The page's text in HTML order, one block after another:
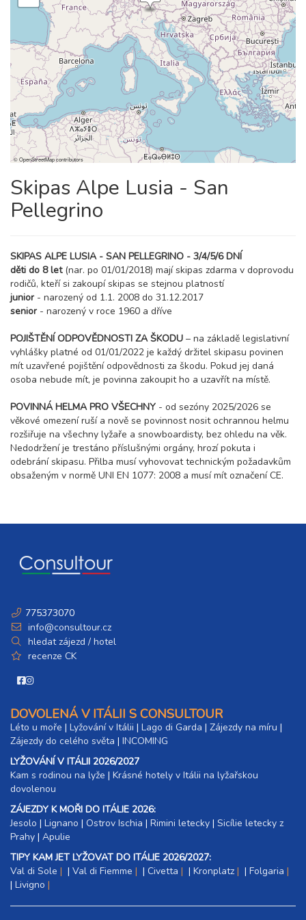
11 000 Kč rezervovat
09.01. - 14.01.27
sobota - čtvrtek
6 dní (5 nocí)
13 700 Kč rezervovat
09.01. - 16.01.27
sobota - sobota
8 dní (7 nocí)
19 200 Kč rezervovat
16.01. - 19.01.27
sobota - úterý
8 300 Kč rezervovat
16.01. - 20.01.27
sobota - středa
5 dní (4 noci)
11 000 Kč
sobota - čtvrtek
13 700 Kč rezervovat
16.01. - 23.01.27
sobota - sobota
8 dní (7 nocí)
19 200 Kč
23.01. - 28.01.27
sobota - čtvrtek
6 dní (5 nocí)
15 100 Kč rezervovat
sobota - sobota
8 dní (7 nocí)
21 100 Kč rezervovat
30.01. - 04.02.27
sobota - čtvrtek
6 dní (5 nocí)
15 100 Kč rezervovat
únor 2027
16 800 Kč
06.02. - 13.02.27
sobota - sobota
sobota - čtvrtek
15 100 Kč rezervovat
13.02. - 20.02.27
sobota - sobota
21 100 Kč rezervovat
sobota - čtvrtek
15 100 Kč rezervovat
20.02. - 27.02.27
sobota - sobota
8 dní (7 nocí)
27.02. - 04.03.27
6 dní (5 nocí)
©OpenStreetMapcontributors
Skipas Alpe Lusia - San
Pellegrino
SKIPAS ALPE LUSIA - SAN PELLEGRINO - 3/4/5/6 DNÍ
děti do 8 let(nar. po 01/01/2018) mají skipas zdarma v doprovodu
rodičů, kteří si zakoupí skipas se stejnou platností
junior- narozený od 1.1. 2008 do 31.12.2017
senior- narozený v roce 1960 a dříve
POJIŠTĚNÍ ODPOVĚDNOSTI ZA ŠKODU – na základě legislativní
vyhlášky platné od 01/01/2022 je každý držitel skipasu povinen
mít uzavřené pojištění odpovědnosti za škodu. Pokud jej daná
osoba nebude mít, je povinna zakoupit ho a uzavřít na místě.
POVINNÁ HELMA PRO VŠECHNY - od sezóny 2025/2026 se
věkové omezení ruší a nově se povinnost nosit ochrannou helmu
rozšiřuje na všechny lyžaře a snowboardisty, bez ohledu na věk.
Nedodržení je trestáno příslušnými orgány, hrozí pokuta i
odebrání skipasu. Přilba musí vyhovovat technickým požadavkům
obsaženým v normě UNI EN 1077: 2008 a musí mít označení CE.
775373070
info@consultour.cz
hledat zájezd / hotel
recenze CK
DOVOLENÁ V ITÁLII S CONSULTOUR
Léto u moře | Lyžování v Itálii | Lago di Garda | Zájezdy na míru |
Zájezdy do celého světa | INCOMING
LYŽOVÁNÍ V ITÁLII 2026/2027
Kam s rodinou na lyže |​ Krásné hotely v Itálii na lyžařskou
dovolenou
ZÁJEZDY K MOŘI DO ITÁLIE 2026:
Jesolo | Lignano | Ostrov Ischia | Rimini letecky | Sicílie letecky z
Prahy | Apulie
TIPY KAM JET LYŽOVAT DO ITÁLIE 2026/2027:
Val di Sole
| Val di Fiemme | Civetta | Kronplatz | Folgaria
| Livigno